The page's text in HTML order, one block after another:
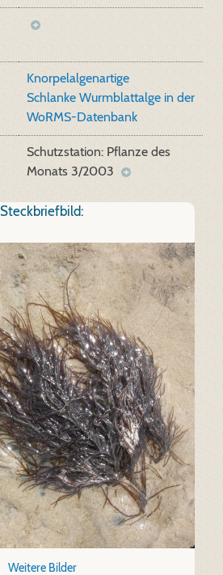
Knorpelalgenartige
Schlanke Wurmblattalge in der
WoRMS-Datenbank
Schutzstation: Pflanze des
Monats 3/2003
Steckbriefbild:
Weitere Bilder